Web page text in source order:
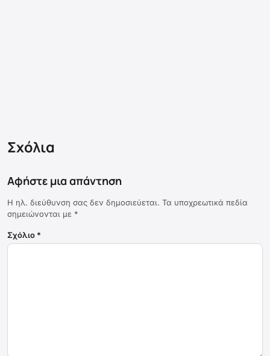
Σχόλια
Αφήστε μια απάντηση
Η ηλ. διεύθυνση σας δεν δημοσιεύεται. Τα υποχρεωτικά πεδία
σημειώνονται με *
Σχόλιο *